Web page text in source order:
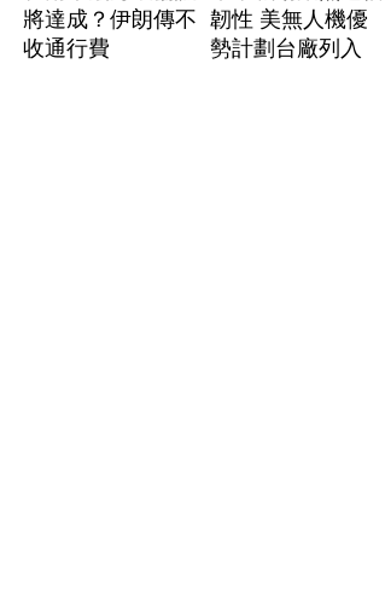
將達成？伊朗傳不
收通行費
韌性 美無人機優
勢計劃台廠列入